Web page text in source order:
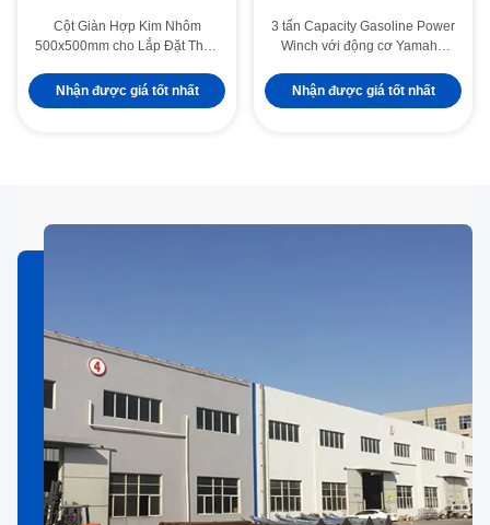
Cột Giàn Hợp Kim Nhôm
500x500mm cho Lắp Đặt Tháp
Dựng Điện
Nhận được giá tốt nhất
3 tấn Capacity Gasoline Power
Winch với động cơ Yamaha
để kéo cáp
Nhận được giá tốt nhất